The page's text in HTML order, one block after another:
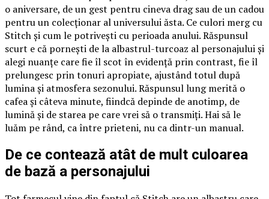
o aniversare, de un gest pentru cineva drag sau de un cadou
pentru un colecționar al universului ăsta. Ce culori merg cu
Stitch și cum le potrivești cu perioada anului. Răspunsul
scurt e că pornești de la albastrul-turcoaz al personajului și
alegi nuanțe care fie îl scot în evidență prin contrast, fie îl
prelungesc prin tonuri apropiate, ajustând totul după
lumina și atmosfera sezonului. Răspunsul lung merită o
cafea și câteva minute, fiindcă depinde de anotimp, de
lumină și de starea pe care vrei să o transmiți. Hai să le
luăm pe rând, ca între prieteni, nu ca dintr-un manual.
De ce contează atât de mult culoarea
de bază a personajului